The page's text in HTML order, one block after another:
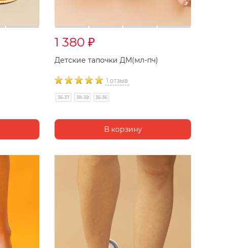
1 380 ₽
Детские тапочки ДМ(мл-пч)
1 отзыв
36-37 38-39 35-36